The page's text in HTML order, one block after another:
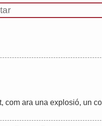
, com ara una explosió, un